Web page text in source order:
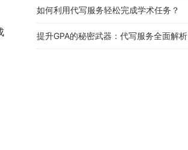
如何利用代写服务轻松完成学术任务？
提升GPA的秘密武器：代写服务全面解析